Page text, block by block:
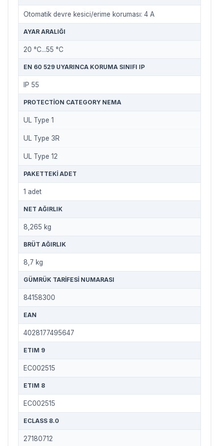
Otomatik devre kesici/erime koruması: 4 A
AYAR ARALIĞI
20 °C...55 °C
EN 60 529 UYARINCA KORUMA SINIFI IP
IP 55
PROTECTION CATEGORY NEMA
UL Type 1
UL Type 3R
UL Type 12
PAKETTEKI ADET
1 adet
NET AĞIRLIK
8,265 kg
BRÜT AĞIRLIK
8,7 kg
GÜMRÜK TARIFESI NUMARASI
84158300
EAN
4028177495647
ETIM 9
EC002515
ETIM 8
EC002515
ECLASS 8.0
27180712